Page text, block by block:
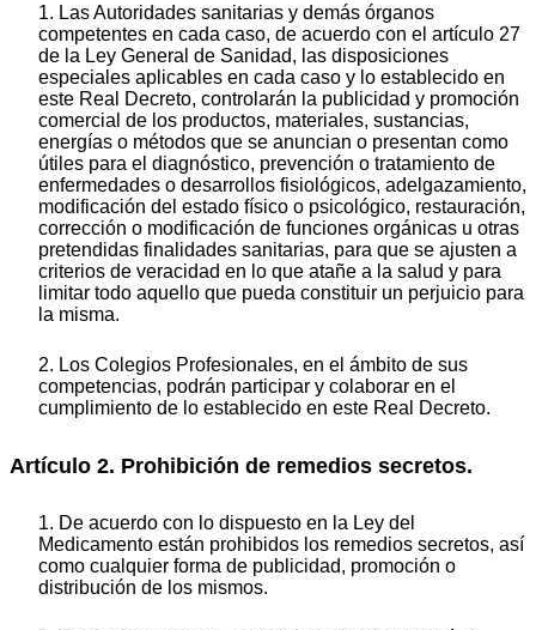
1. Las Autoridades sanitarias y demás órganos
competentes en cada caso, de acuerdo con el artículo 27
de la Ley General de Sanidad, las disposiciones
especiales aplicables en cada caso y lo establecido en
este Real Decreto, controlarán la publicidad y promoción
comercial de los productos, materiales, sustancias,
energías o métodos que se anuncian o presentan como
útiles para el diagnóstico, prevención o tratamiento de
enfermedades o desarrollos fisiológicos, adelgazamiento,
modificación del estado físico o psicológico, restauración,
corrección o modificación de funciones orgánicas u otras
pretendidas finalidades sanitarias, para que se ajusten a
criterios de veracidad en lo que atañe a la salud y para
limitar todo aquello que pueda constituir un perjuicio para
la misma.
2. Los Colegios Profesionales, en el ámbito de sus
competencias, podrán participar y colaborar en el
cumplimiento de lo establecido en este Real Decreto.
Artículo 2. Prohibición de remedios secretos.
1. De acuerdo con lo dispuesto en la Ley del
Medicamento están prohibidos los remedios secretos, así
como cualquier forma de publicidad, promoción o
distribución de los mismos.